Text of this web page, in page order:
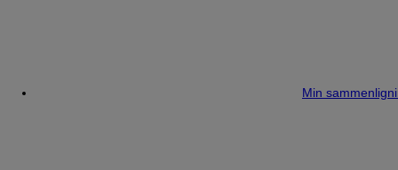
Min